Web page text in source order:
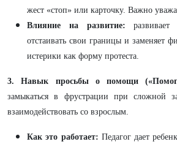
жест «стоп» или карточку. Важно
Влияние на развитие: развивает
отстаивать свои границы и заменяет
истерики как форму протеста.
3. Навык просьбы о помощи
замыкаться в фрустрации при сложной
взаимодействовать со взрослым.
Как это работает: Педагог дает